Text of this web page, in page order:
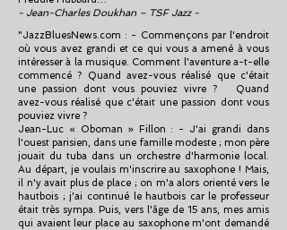
- Jean-Charles Doukhan – TSF Jazz -
"JazzBluesNews.com : - Commençons par l'endroit
où vous avez grandi et ce qui vous a amené à vous
intéresser à la musique. Comment l'aventure a-t-elle
commencé ? Quand avez-vous réalisé que c'était
une passion dont vous pouviez vivre ? Quand
avez-vous réalisé que c'était une passion dont vous
pouviez vivre ?
Jean-Luc « Oboman » Fillon : - J'ai grandi dans
l'ouest parisien, dans une famille modeste ; mon père
jouait du tuba dans un orchestre d'harmonie local.
Au départ, je voulais m'inscrire au saxophone ! Mais,
il n'y avait plus de place ; on m'a alors orienté vers le
hautbois ; j'ai continué le hautbois car le professeur
était très sympa. Puis, vers l'âge de 15 ans, mes amis
qui avaient leur place au saxophone m'ont demandé